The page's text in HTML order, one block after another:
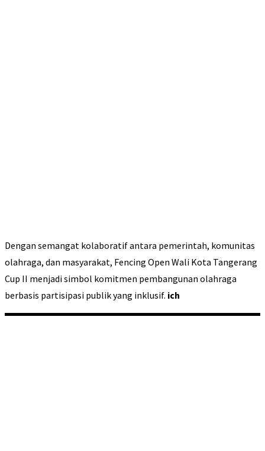
Dengan semangat kolaboratif antara pemerintah, komunitas
olahraga, dan masyarakat, Fencing Open Wali Kota Tangerang
Cup II menjadi simbol komitmen pembangunan olahraga
berbasis partisipasi publik yang inklusif. ich